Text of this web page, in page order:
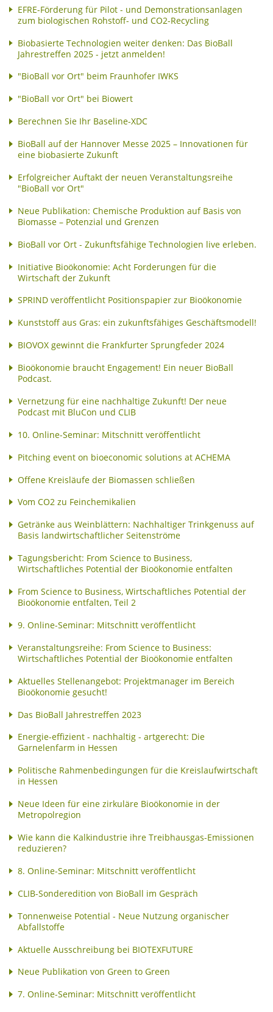
EFRE-Förderung für Pilot - und Demonstrationsanlagen
zum biologischen Rohstoff- und CO2-Recycling
Biobasierte Technologien weiter denken: Das BioBall
Jahrestreffen 2025 - jetzt anmelden!
"BioBall vor Ort" beim Fraunhofer IWKS
"BioBall vor Ort" bei Biowert
Berechnen Sie Ihr Baseline-XDC
BioBall auf der Hannover Messe 2025 – Innovationen für
eine biobasierte Zukunft
Erfolgreicher Auftakt der neuen Veranstaltungsreihe
"BioBall vor Ort"
Neue Publikation: Chemische Produktion auf Basis von
Biomasse – Potenzial und Grenzen
BioBall vor Ort - Zukunftsfähige Technologien live erleben.
Initiative Bioökonomie: Acht Forderungen für die
Wirtschaft der Zukunft
SPRIND veröffentlicht Positionspapier zur Bioökonomie
Kunststoff aus Gras: ein zukunftsfähiges Geschäftsmodell!
BIOVOX gewinnt die Frankfurter Sprungfeder 2024
Bioökonomie braucht Engagement! Ein neuer BioBall
Podcast.
Vernetzung für eine nachhaltige Zukunft! Der neue
Podcast mit BluCon und CLIB
10. Online-Seminar: Mitschnitt veröffentlicht
Pitching event on bioeconomic solutions at ACHEMA
Offene Kreisläufe der Biomassen schließen
Vom CO2 zu Feinchemikalien
Getränke aus Weinblättern: Nachhaltiger Trinkgenuss auf
Basis landwirtschaftlicher Seitenströme
Tagungsbericht: From Science to Business,
Wirtschaftliches Potential der Bioökonomie entfalten
From Science to Business, Wirtschaftliches Potential der
Bioökonomie entfalten, Teil 2
9. Online-Seminar: Mitschnitt veröffentlicht
Veranstaltungsreihe: From Science to Business:
Wirtschaftliches Potential der Bioökonomie entfalten
Aktuelles Stellenangebot: Projektmanager im Bereich
Bioökonomie gesucht!
Das BioBall Jahrestreffen 2023
Energie-effizient - nachhaltig - artgerecht: Die
Garnelenfarm in Hessen
Politische Rahmenbedingungen für die Kreislaufwirtschaft
in Hessen
Neue Ideen für eine zirkuläre Bioökonomie in der
Metropolregion
Wie kann die Kalkindustrie ihre Treibhausgas-Emissionen
reduzieren?
8. Online-Seminar: Mitschnitt veröffentlicht
CLIB-Sonderedition von BioBall im Gespräch
Tonnenweise Potential - Neue Nutzung organischer
Abfallstoffe
Aktuelle Ausschreibung bei BIOTEXFUTURE
Neue Publikation von Green to Green
7. Online-Seminar: Mitschnitt veröffentlicht